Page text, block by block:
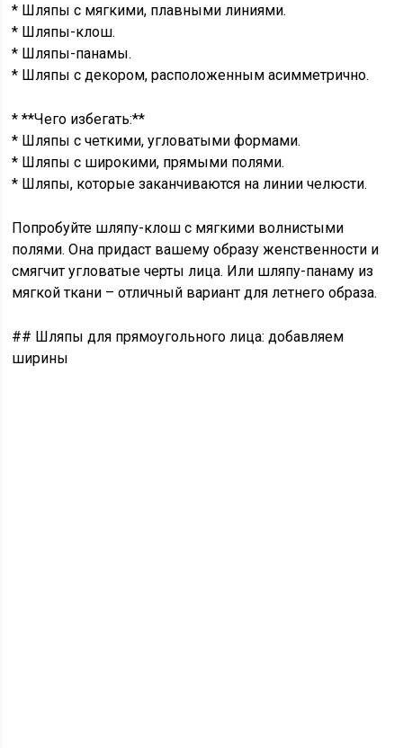
* Шляпы с мягкими, плавными линиями.
* Шляпы-клош.
* Шляпы-панамы.
* Шляпы с декором, расположенным асимметрично.
* **Чего избегать:**
* Шляпы с четкими, угловатыми формами.
* Шляпы с широкими, прямыми полями.
* Шляпы, которые заканчиваются на линии челюсти.
Попробуйте шляпу-клош с мягкими волнистыми
полями. Она придаст вашему образу женственности и
смягчит угловатые черты лица. Или шляпу-панаму из
мягкой ткани – отличный вариант для летнего образа.
## Шляпы для прямоугольного лица: добавляем
ширины